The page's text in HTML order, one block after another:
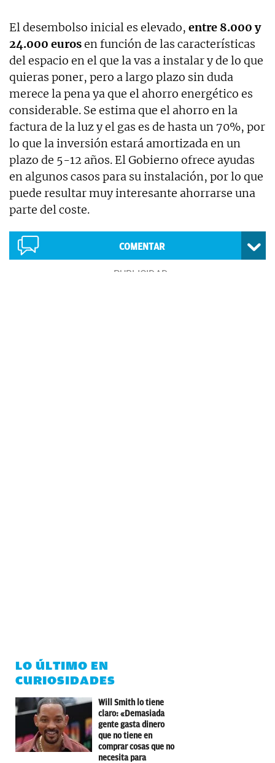
El desembolso inicial es elevado, entre 8.000 y
24.000 eurosen función de las características
del espacio en el que la vas a instalar y de lo que
quieras poner, pero a largo plazo sin duda
merece la pena ya que el ahorro energético es
considerable. Se estima que el ahorro en la
factura de la luz y el gas es de hasta un 70%, por
lo que la inversión estará amortizada en un
plazo de 5-12 años. El Gobierno ofrece ayudas
en algunos casos para su instalación, por lo que
puede resultar muy interesante ahorrarse una
parte del coste.
COMENTAR
LO ÚLTIMO EN
CURIOSIDADES
Will Smith lo tiene
claro: «Demasiada
gente gasta dinero
que no tiene en
comprar cosas que no
necesita para